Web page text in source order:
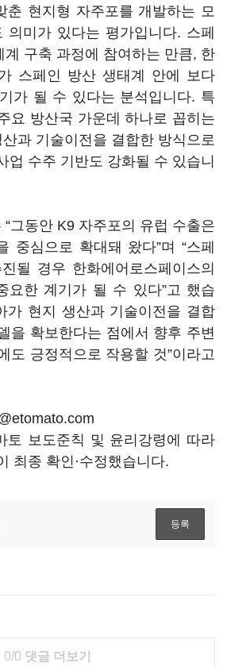
춘 현지형 자주포를 개발하는 모
의미가 있다는 평가입니다. 스페
계 구축 과정에 참여하는 만큼, 한
스페인 방산 생태계 안에 보다
가 될 수 있다는 분석입니다. 특
요 방산국 가운데 하나로 꼽히는
과 기술이전을 결합한 방식으로
업 수주 기반도 강화될 수 있습니
그동안 K9 자주포의 유럽 수출은
중심으로 확대돼 왔다”며 “스페
될 경우 한화에어로스페이스의
요한 계기가 될 수 있다”고 했습
가 현지 생산과 기술이전을 결합
을 확보한다는 점에서 향후 주변
도 긍정적으로 작용할 것”이라고
토 보도준칙 및 윤리강령에 따라
최종 확인·수정했습니다.
0/0 댓글 더보기